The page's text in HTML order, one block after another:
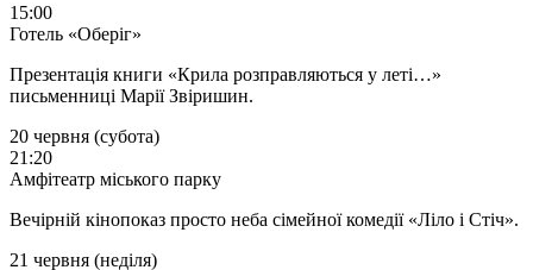
15:00
Готель «Оберіг»
Презентація книги «Крила розправляються у леті…»
письменниці Марії Звіришин.
20 червня (субота)
21:20
Амфітеатр міського парку
Вечірній кінопоказ просто неба сімейної комедії «Ліло і Стіч».
21 червня (неділя)